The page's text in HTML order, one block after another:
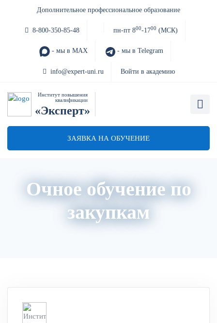
Дополнительное профессиональное образование
8-800-350-85-48 пн-пт 800-1700 (МСК)
- мы в MAX - мы в Telegram
info@expert-uni.ru Войти в академию
Институт повышения
квалификации
«Эксперт»
ЗАЯВКА НА ОБУЧЕНИЕ
Очное обучение по
закупкам